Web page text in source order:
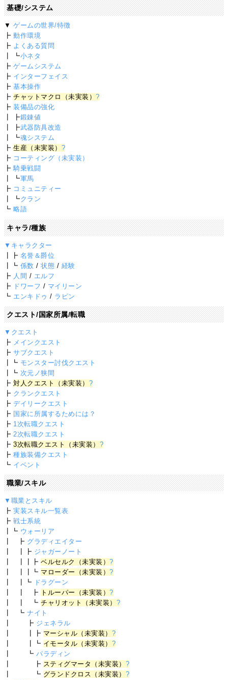
基礎/システム
▼ゲームの世界/特徴
┣動作環境
┣ よくある質問
┃ ┗小ネタ
┣ゲームシステム
┣ インターフェイス
┣基本操作
┣チャットマクロ（未実装）?
┣装備品の強化
┃ ┣鍛錬値
┃ ┣武器防具改造
┃ ┗魂システム
┣生産（未実装） ?
┣ コーティング（未実装）
┣騎乗戦闘
┃ ┗軍馬
┣ コミュニティー
┃ ┗クラン
┗略語
キャラ/種族
▼キャラクター
┃┣ 名誉＆爵位
┃┗ 係数 /状態 / 経験
┣ 人間 / エルフ
┣ ドワーフ / マイリーン
┗ エンキドゥ / ラピン
クエスト/国家所属/転職
▼クエスト
┣ メインクエスト
┣サブクエスト
┃┗ モンスター討伐クエスト
┃┗ 次元ノ狭間
┣対人クエスト（未実装） ?
┣ クランクエスト
┣デイリークエスト
┣ 国家に所属するためには？
┣ 1次転職クエスト
┣ 2次転職クエスト
┣3次転職クエスト（未実装） ?
┣種族装備クエスト
┗ イベント
職業/スキル
▼職業とスキル
┣実装スキル一覧表
┣戦士系統
┃┗ ウォーリア
┃ ┣ グラディエイター
┃ ┃┣ ジャガーノート
┃ ┃┃┣ベルセルク（未実装）?
┃ ┃┃┗ マローダー（未実装）?
┃ ┃┗ ドラグーン
┃ ┃ ┣ トルーパー（未実装）?
┃ ┃ ┗チャリオット（未実装） ?
┃ ┗ナイト
┃ ┣ ジェネラル
┃ ┃┣ マーシャル（未実装） ?
┃ ┃┗ イモータル（未実装） ?
┃ ┗パラディン
┃ ┣ スティグマータ（未実装） ?
┃ ┗ グランドクロス（未実装） ?